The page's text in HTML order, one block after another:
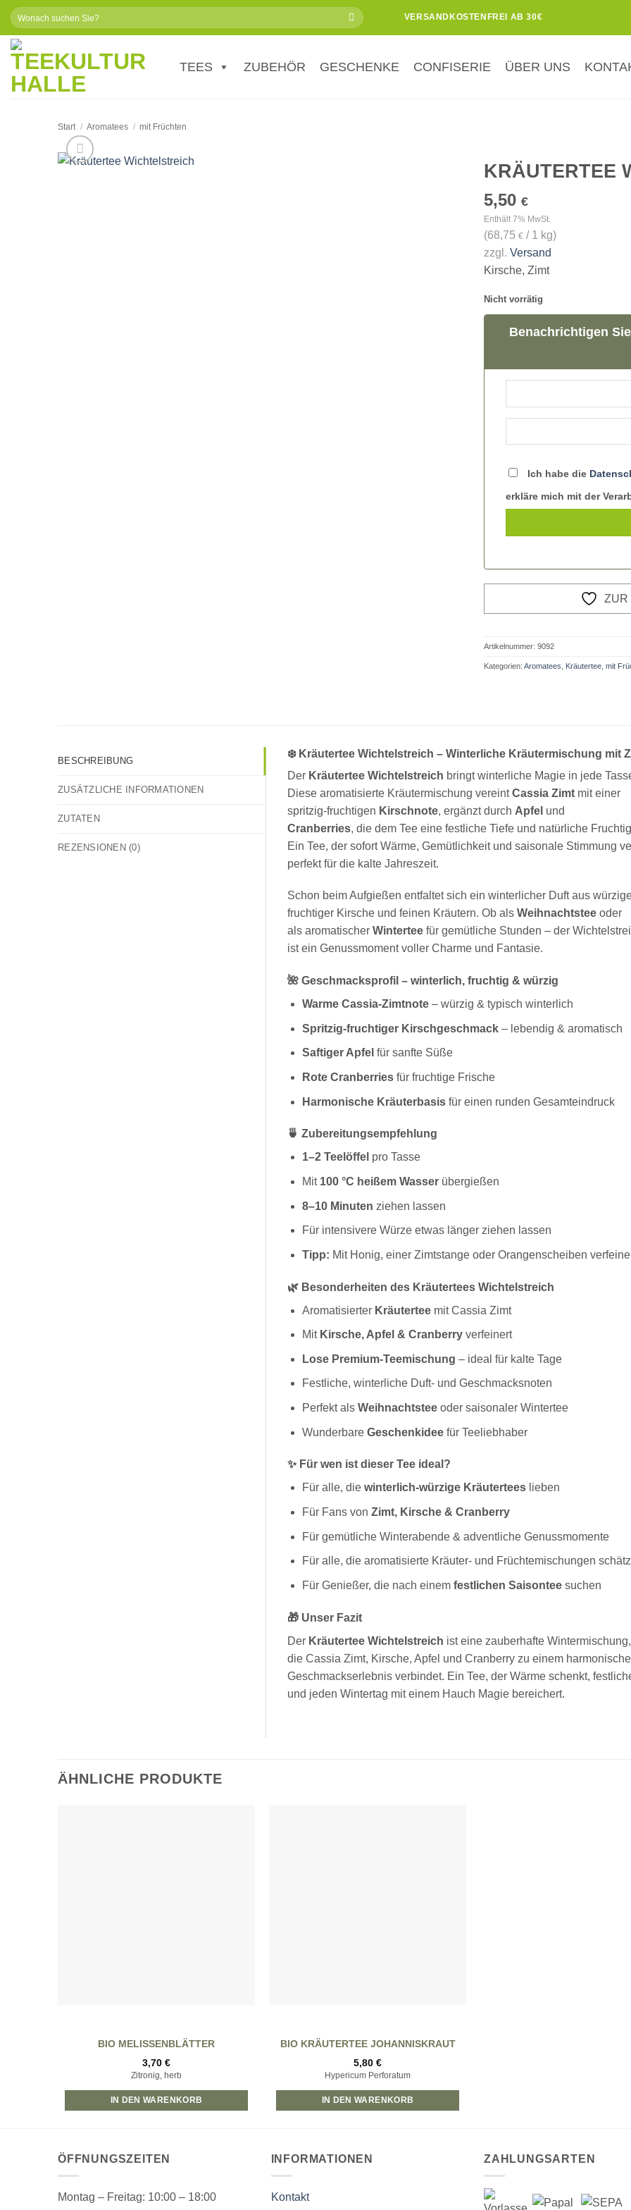
Zum
Inhalt
springen
Suchen
nach:
VERSANDKOSTENFREI AB 30€
TEES ZUBEHÖR GESCHENKE CONFISERIE ÜBER UNS
Start / Aromatees / mit Früchten
KRÄUTERTEE
5,50 €
Enthält 7% MwSt.
(68,75 € / 1 kg)
zzgl. Versand
Kirsche, Zimt
Nicht vorrätig
Benachrichtigen
Ich habe die
erkläre mich mit der
ZUR
Artikelnummer: 9092
Kategorien: Aromatees Kräutertee mit
BESCHREIBUNG
ZUSÄTZLICHE INFORMATIONEN
ZUTATEN
REZENSIONEN (0)
❄️ Kräutertee Wichtelstreich – Winterliche Kräutermischung mit
Der Kräutertee Wichtelstreich bringt winterliche Magie in jede
Diese aromatisierte Kräutermischung vereintCassia Zimt mit einer
spritzig-fruchtigen Kirschnote, ergänzt durch Apfel und
Cranberries, die dem Tee eine festliche Tiefe und natürliche
Ein Tee, der sofort Wärme, Gemütlichkeit und saisonale Stimmung
perfekt für die kalte Jahreszeit.
Schon beim Aufgießen entfaltet sich ein winterlicher Duft aus
fruchtiger Kirsche und feinen Kräutern. Ob als Weihnachtstee oder
als aromatischer Wintertee für gemütliche Stunden – der
ist ein Genussmoment voller Charme und Fantasie.
🌺 Geschmacksprofil – winterlich, fruchtig & würzig
Warme Cassia-Zimtnote– würzig & typisch winterlich
Spritzig-fruchtiger Kirschgeschmack– lebendig & aromatisch
Saftiger Apfel für sanfte Süße
Rote Cranberriesfür fruchtige Frische
Harmonische Kräuterbasisfür einen runden Gesamteindruck
🍵 Zubereitungsempfehlung
1–2 Teelöffel pro Tasse
Mit 100 °C heißem Wasserübergießen
8–10 Minuten ziehen lassen
Für intensivere Würze etwas länger ziehen lassen
Tipp: Mit Honig, einer Zimtstange oder Orangenscheiben
🌿 Besonderheiten des Kräutertees Wichtelstreich
Aromatisierter Kräuterteemit Cassia Zimt
Mit Kirsche, Apfel & Cranberryverfeinert
Lose Premium-Teemischung – ideal für kalte Tage
Festliche, winterliche Duft- und Geschmacksnoten
Perfekt als Weihnachtsteeoder saisonaler Wintertee
Wunderbare Geschenkideefür Teeliebhaber
✨ Für wen ist dieser Tee ideal?
Für alle, die winterlich-würzige Kräuterteeslieben
Für Fans von Zimt, Kirsche & Cranberry
Für gemütliche Winterabende & adventliche Genussmomente
Für alle, die aromatisierte Kräuter- und Früchtemischungen
Für Genießer, die nach einem festlichen Saisonteesuchen
🎁 Unser Fazit
Der Kräutertee Wichtelstreich ist eine zauberhafte Wintermischung,
die Cassia Zimt, Kirsche, Apfel und Cranberry zu einem
Geschmackserlebnis verbindet. Ein Tee, der Wärme schenkt,
und jeden Wintertag mit einem Hauch Magie bereichert.
ÄHNLICHE PRODUKTE
BIO MELISSENBLÄTTER
3,70 €
Zitronig, herb
IN DEN WARENKORB
BIO KRÄUTERTEE JOHANNISKRAUT
5,80 €
Hypericum Perforatum
IN DEN WARENKORB
ÖFFNUNGSZEITEN
Montag – Freitag: 10:00 – 18:00
INFORMATIONEN
Kontakt
ZAHLUNGSARTEN